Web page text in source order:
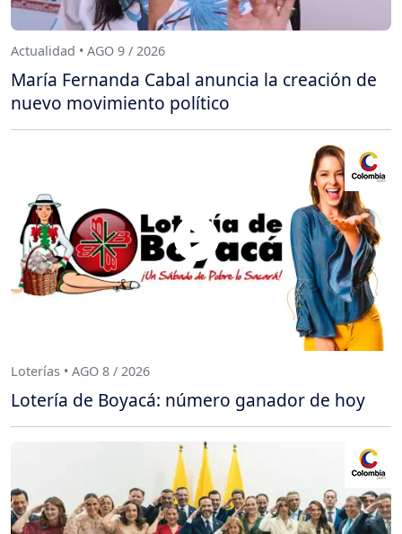
Actualidad • AGO 9 / 2026
María Fernanda Cabal anuncia la creación de
nuevo movimiento político
Loterías • AGO 8 / 2026
Lotería de Boyacá: número ganador de hoy